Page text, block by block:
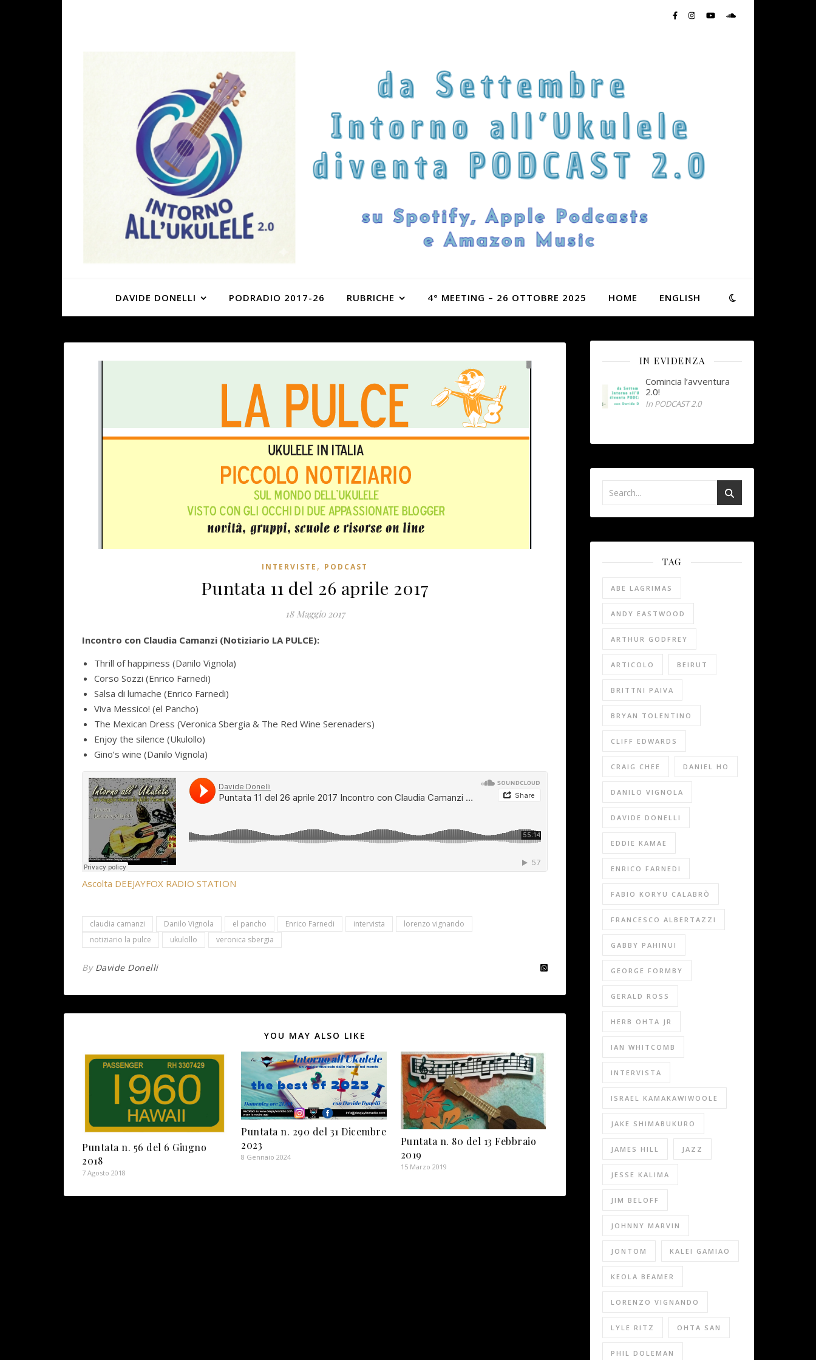
DAVIDE DONELLI PODRADIO 2017-26 RUBRICHE 4° MEETING – 26 OTTOBRE 2025 HOME ENGLISH
INTERVISTE , PODCAST
Puntata 11 del 26 aprile 2017
18 Maggio 2017
Incontro con Claudia Camanzi (Notiziario LA PULCE):
Thrill of happiness (Danilo Vignola)
Corso Sozzi (Enrico Farnedi)
Salsa di lumache (Enrico Farnedi)
Viva Messico! (el Pancho)
The Mexican Dress (Veronica Sbergia & The Red Wine Serenaders)
Enjoy the silence (Ukulollo)
Gino’s wine (Danilo Vignola)
Ascolta DEEJAYFOX RADIO STATION
claudia camanzi Danilo Vignola el pancho Enrico Farnedi intervista
lorenzo vignando
notiziario la pulce
ukulollo veronica sbergia
By Davide Donelli
YOU MAY ALSO LIKE
Puntata n. 56 del 6 Giugno
2018
7 Agosto 2018
Puntata n. 290 del 31 Dicembre
2023
8 Gennaio 2024
Puntata n. 80 del 13 Febbraio
2019
15 Marzo 2019
IN EVIDENZA
Comincia l’avventura
2.0!
In PODCAST 2.0
TAG
ABE LAGRIMAS
ANDY EASTWOOD
ARTHUR GODFREY
ARTICOLO BEIRUT
BRITTNI PAIVA
BRYAN TOLENTINO
CLIFF EDWARDS
CRAIG CHEE DANIEL HO
DANILO VIGNOLA
DAVIDE DONELLI
EDDIE KAMAE
ENRICO FARNEDI
FABIO KORYU CALABRÒ
FRANCESCO ALBERTAZZI
GABBY PAHINUI
GEORGE FORMBY
GERALD ROSS
HERB OHTA JR
IAN WHITCOMB
INTERVISTA
ISRAEL KAMAKAWIWOOLE
JAKE SHIMABUKURO
JAMES HILL JAZZ
JESSE KALIMA
JIM BELOFF
JOHNNY MARVIN
JONTOM KALEI GAMIAO
KEOLA BEAMER
LORENZO VIGNANDO
LYLE RITZ OHTA SAN
PHIL DOLEMAN